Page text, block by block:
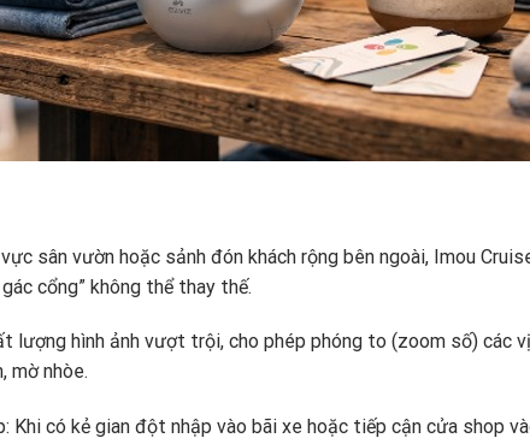
sân vườn hoặc sảnh đón khách rộng bên ngoài, Imou
cổng” không thể thay thế.
lượng hình ảnh vượt trội,cho phép phóng to (zoom số) các
mờ nhòe.
Khi có kẻ gian đột nhập vào bãi xe hoặc tiếp cận cửa shop